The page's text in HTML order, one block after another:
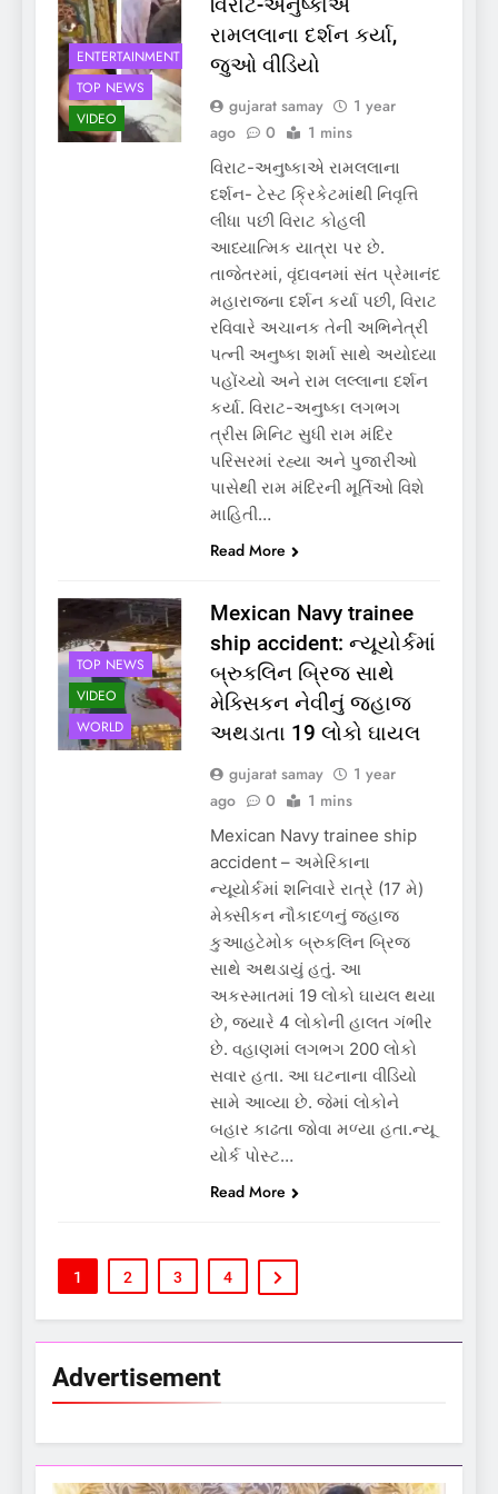
Advertisement
ENTERTAINMENT
TOP NEWS
VIDEO
રામલલાના દર્શન કર્યા,
જુઓ વીડિયો
gujarat samay
1 year
ago
0 1 mins
વિરાટ-અનુષ્કાએ રામલલાના
દર્શન- ટેસ્ટ ક્રિકેટમાંથી નિવૃત્તિ
લીધા પછી વિરાટ કોહલી
આધ્યાત્મિક યાત્રા પર છે.
તાજેતરમાં, વૃંદાવનમાં સંત પ્રેમાનંદ
મહારાજના દર્શન કર્યા પછી, વિરાટ
રવિવારે અચાનક તેની અભિનેત્રી
પત્ની અનુષ્કા શર્મા સાથે અયોધ્યા
પહોંચ્યો અને રામ લલ્લાના દર્શન
કર્યા. વિરાટ-અનુષ્કા લગભગ
ત્રીસ મિનિટ સુધી રામ મંદિર
પરિસરમાં રહ્યા અને પુજારીઓ
પાસેથી રામ મંદિરની મૂર્તિઓ વિશે
માહિતી…
Read More
TOP NEWS
VIDEO
WORLD
Mexican Navy trainee
ship accident: ન્યૂયોર્કમાં
બ્રુકલિન બ્રિજ સાથે
મેક્સિકન નેવીનું જહાજ
અથડાતા 19 લોકો ઘાયલ
gujarat samay
1 year
ago
0 1 mins
Mexican Navy trainee ship
accident – અમેરિકાના
ન્યૂયોર્કમાં શનિવારે રાત્રે (17 મે)
મેક્સીકન નૌકાદળનું જહાજ
કુઆહટેમોક બ્રુકલિન બ્રિજ
સાથે અથડાયું હતું. આ
અકસ્માતમાં 19 લોકો ઘાયલ થયા
છે, જ્યારે 4 લોકોની હાલત ગંભીર
છે. વહાણમાં લગભગ 200 લોકો
સવાર હતા. આ ઘટનાના વીડિયો
સામે આવ્યા છે. જેમાં લોકોને
બહાર કાઢતા જોવા મળ્યા હતા.ન્યૂ
યોર્ક પોસ્ટ…
Read More
1 2 3 4